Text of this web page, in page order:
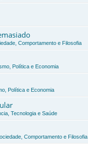
Comportamento e Filosofia
Política e Economia
Política e Economia
Tecnologia e Saúde
Comportamento e Filosofia